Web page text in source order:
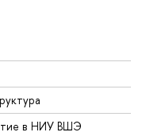
в НИУ ВШЭ